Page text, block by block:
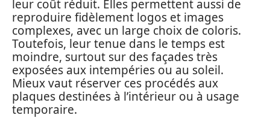
leur coût réduit. Elles permettent aussi de
reproduire fidèlement logos et images
complexes, avec un large choix de coloris.
Toutefois, leur tenue dans le temps est
moindre, surtout sur des façades très
exposées aux intempéries ou au soleil.
Mieux vaut réserver ces procédés aux
plaques destinées à l’intérieur ou à usage
temporaire.